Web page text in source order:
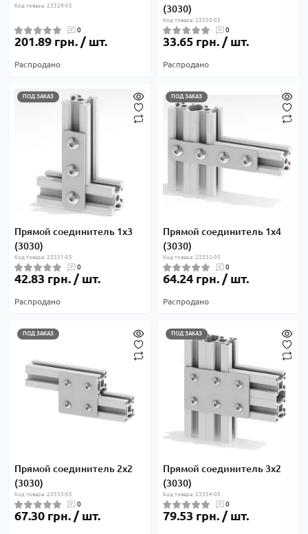
Код товара: 23329-05
0
201.89 грн. / шт.
Распродано
(3030)
Код товара: 23330-05
0
33.65 грн. / шт.
Распродано
ПОД ЗАКАЗ
Прямой соединитель 1х3
(3030)
Код товара: 23331-05
0
42.83 грн. / шт.
Распродано
ПОД ЗАКАЗ
Прямой соединитель 1х4
(3030)
Код товара: 23332-05
0
64.24 грн. / шт.
Распродано
ПОД ЗАКАЗ
Прямой соединитель 2х2
(3030)
Код товара: 23333-05
0
67.30 грн. / шт.
ПОД ЗАКАЗ
Прямой соединитель 3х2
(3030)
Код товара: 23334-05
0
79.53 грн. / шт.